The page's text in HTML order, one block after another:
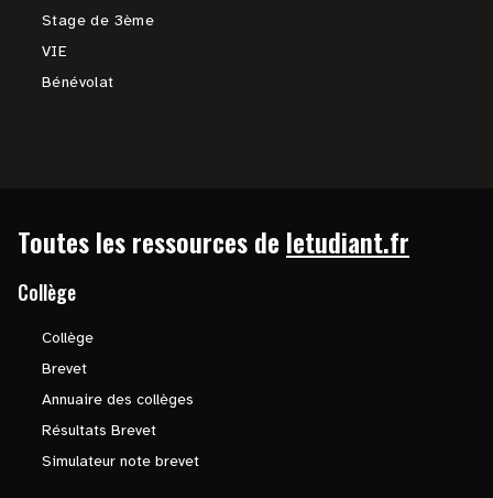
Stage de 3ème
VIE
Bénévolat
Toutes les ressources de letudiant.fr
Collège
Collège
Brevet
Annuaire des collèges
Résultats Brevet
Simulateur note brevet